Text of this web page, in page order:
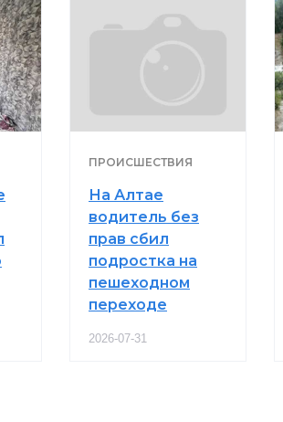
ПРОИСШЕСТВИЯ
На Алтае
водитель без
прав сбил
подростка на
пешеходном
переходе
2026-07-31